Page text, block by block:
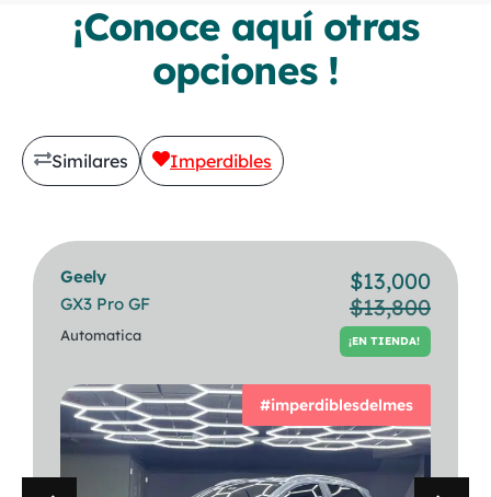
¡Conoce aquí otras
opciones !
Similares Imperdibles
Geely
GX3 Pro GF
Automatica
$13,800
$13,000
¡EN TIENDA!
#imperdiblesdelmes
Bmw
320i Berlina
Automatica
$30,500
¡EN TIENDA!